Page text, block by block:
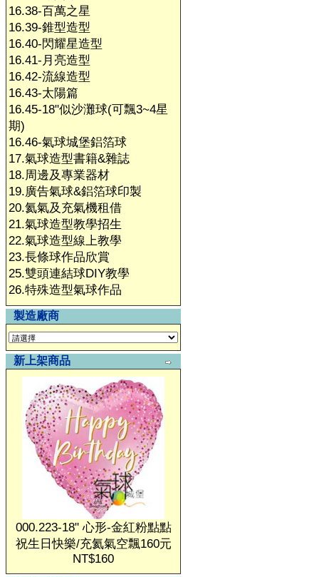
16.38-百萬之星
16.39-錐型造型
16.40-閃耀星造型
16.41-月亮造型
16.42-流線造型
16.43-太陽篇
16.45-18"似沙灘球(可飄3~4星
期)
16.46-氣球城堡鋁箔球
17.氣球造型書籍&雜誌
18.周邊及專業器材
19.廣告氣球&鋁箔球印製
20.氦氣及充氣機租借
21.氣球造型教學招生
22.氣球造型線上教學
23.長條球作品欣賞
25.雙頭連結球DIY教學
26.特殊造型氣球作品
製造廠商
新上架商品
000.223-18" 心形-金紅粉點點
祝生日快樂/充氦氣空飄160元
NT$160